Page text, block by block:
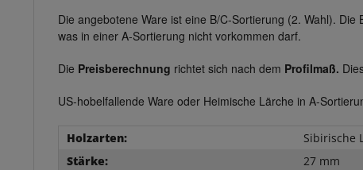
Die angebotene Ware ist eine B/C-Sortierung (2. Wahl).
was in einer A-Sortierung nicht vorkommen darf.
Die Preisberechnung richtet sich nach dem Profilmaß.
US-hobelfallende Ware oder Heimische Lärche in A-
Holzarten:
Sibirische
Stärke:
27 mm